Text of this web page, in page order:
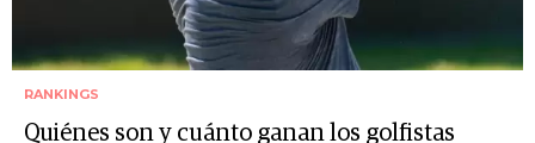
RANKINGS
Quiénes son y cuánto ganan los golfistas